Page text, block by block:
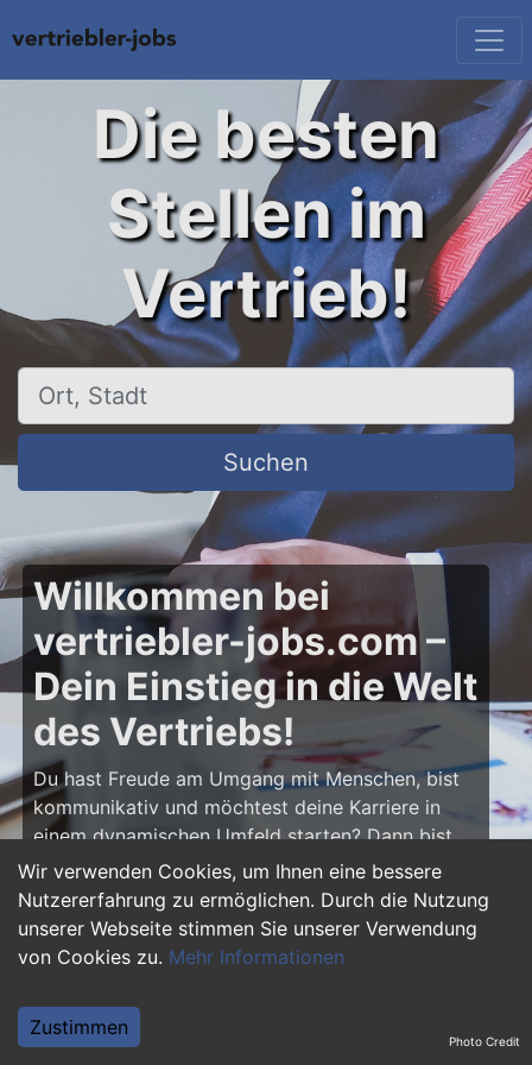
Wir verwenden Cookies, um Ihnen eine bessere
Nutzererfahrung zu ermöglichen. Durch die Nutzung
unserer Webseite stimmen Sie unserer Verwendung
von Cookies zu. Mehr Informationen
Zustimmen
Die besten
Stellen im
Vertrieb!
Ort, Stadt
Suchen
Willkommen bei
vertriebler-jobs.com –
Dein Einstieg in die Welt
des Vertriebs!
Du hast Freude am Umgang mit Menschen, bist
kommunikativ und möchtest deine Karriere in
einem dynamischen Umfeld starten? Dann bist
du aufvertriebler-jobs.comgenau richtig! Hier
findest du zahlreiche Ausbildungsplätze und
Einstiegsjobs im Vertrieb – von klassischen
Vertriebspositionen über Außendienst bis hin zu
Vertriebler und entwickle deine Talente!
Photo Credit